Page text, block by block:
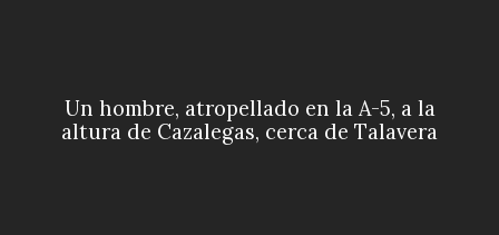
Un hombre, atropellado en la A-5, a la
altura de Cazalegas, cerca de Talavera